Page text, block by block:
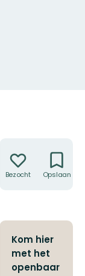
Bezocht Opslaan
Kom hier
met het
openbaar